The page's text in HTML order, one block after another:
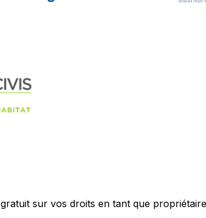
sur vos droits en tant que